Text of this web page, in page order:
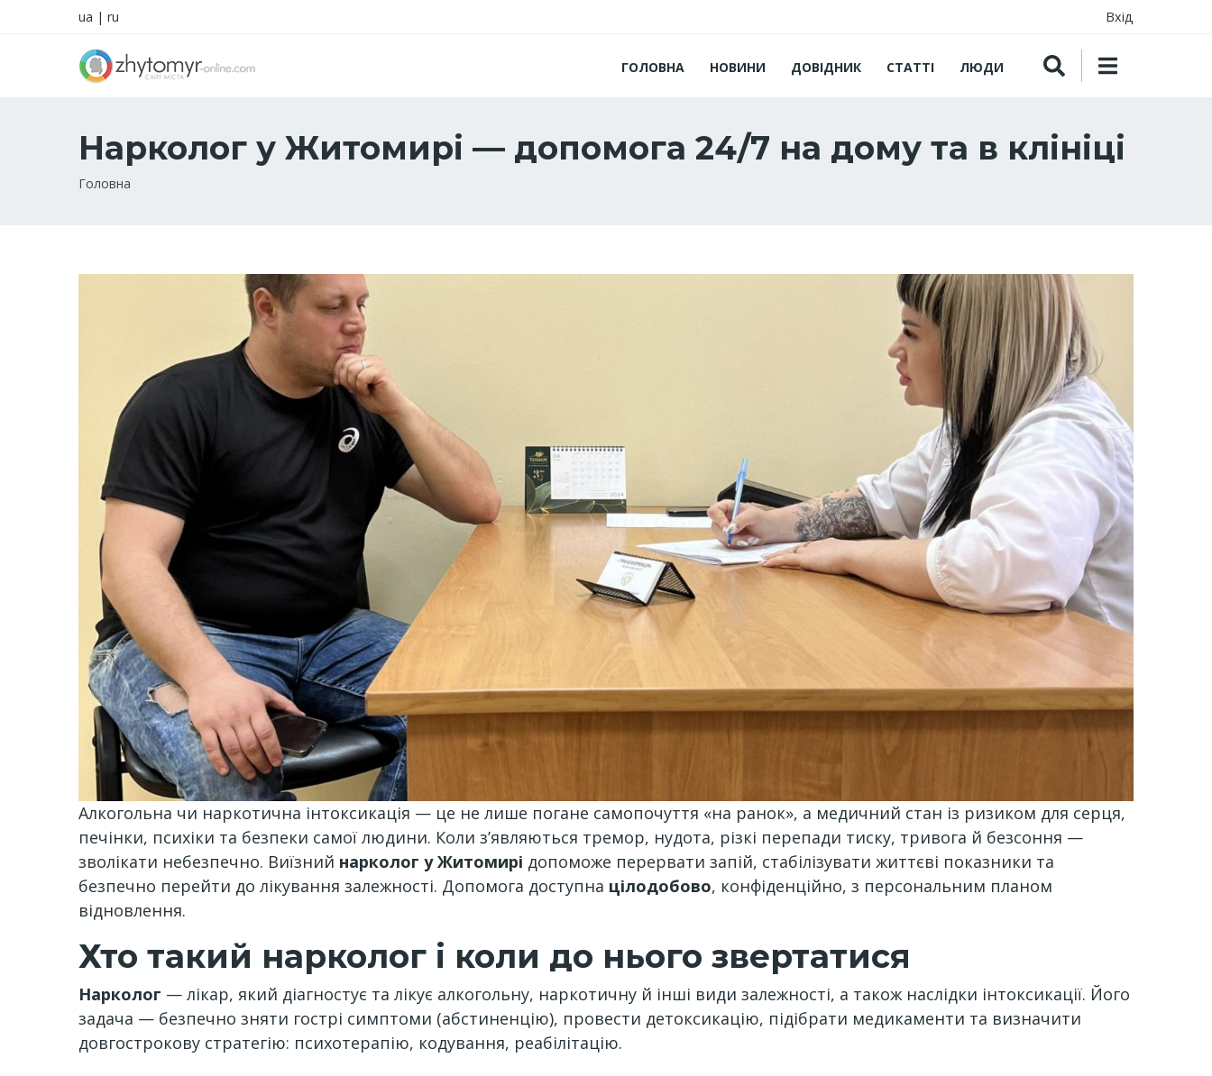
ua | ru Вхід
ГОЛОВНА НОВИНИ ДОВІДНИК СТАТТІ ЛЮДИ
Нарколог у Житомирі — допомога 24/7 на дому та в клініці
Рядок
Головна
Алкогольна чи наркотична інтоксикація — це не лише погане самопочуття «на ранок», а медичний стан із ризиком для серця,
печінки, психіки та безпеки самої людини. Коли з’являються тремор, нудота, різкі перепади тиску, тривога й безсоння —
зволікати небезпечно. Виїзний нарколог у Житомирі допоможе перервати запій, стабілізувати життєві показники та
безпечно перейти до лікування залежності. Допомога доступна цілодобово, конфіденційно, з персональним планом
відновлення.
Хто такий нарколог і коли до нього звертатися
Нарколог — лікар, який діагностує та лікує алкогольну, наркотичну й інші види залежності, а також наслідки інтоксикації. Його
задача — безпечно зняти гострі симптоми (абстиненцію), провести детоксикацію, підібрати медикаменти та визначити
довгострокову стратегію: психотерапію, кодування, реабілітацію.